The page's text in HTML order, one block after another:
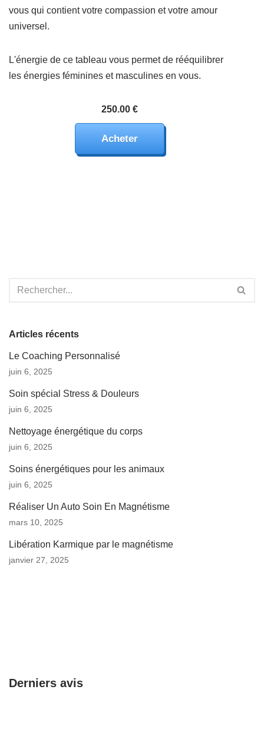
vous qui contient votre compassion et votre amour
universel.
L'énergie de ce tableau vous permet de rééquilibrer
les énergies féminines et masculines en vous.
250.00 €
Acheter
Articles récents
Le Coaching Personnalisé
juin 6, 2025
Soin spécial Stress & Douleurs
juin 6, 2025
Nettoyage énergétique du corps
juin 6, 2025
Soins énergétiques pour les animaux
juin 6, 2025
Réaliser Un Auto Soin En Magnétisme
mars 10, 2025
Libération Karmique par le magnétisme
janvier 27, 2025
Derniers avis